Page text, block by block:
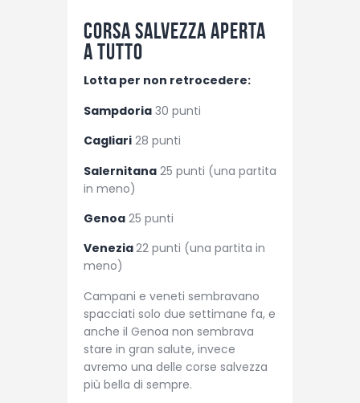
Corsa salvezza aperta
a tutto
Lotta per non retrocedere:
Sampdoria 30 punti
Cagliari 28 punti
Salernitana 25 punti (una partita
in meno)
Genoa 25 punti
Venezia22 punti (una partita in
meno)
Campani e veneti sembravano
spacciati solo due settimane fa, e
anche il Genoa non sembrava
stare in gran salute, invece
avremo una delle corse salvezza
più bella di sempre.